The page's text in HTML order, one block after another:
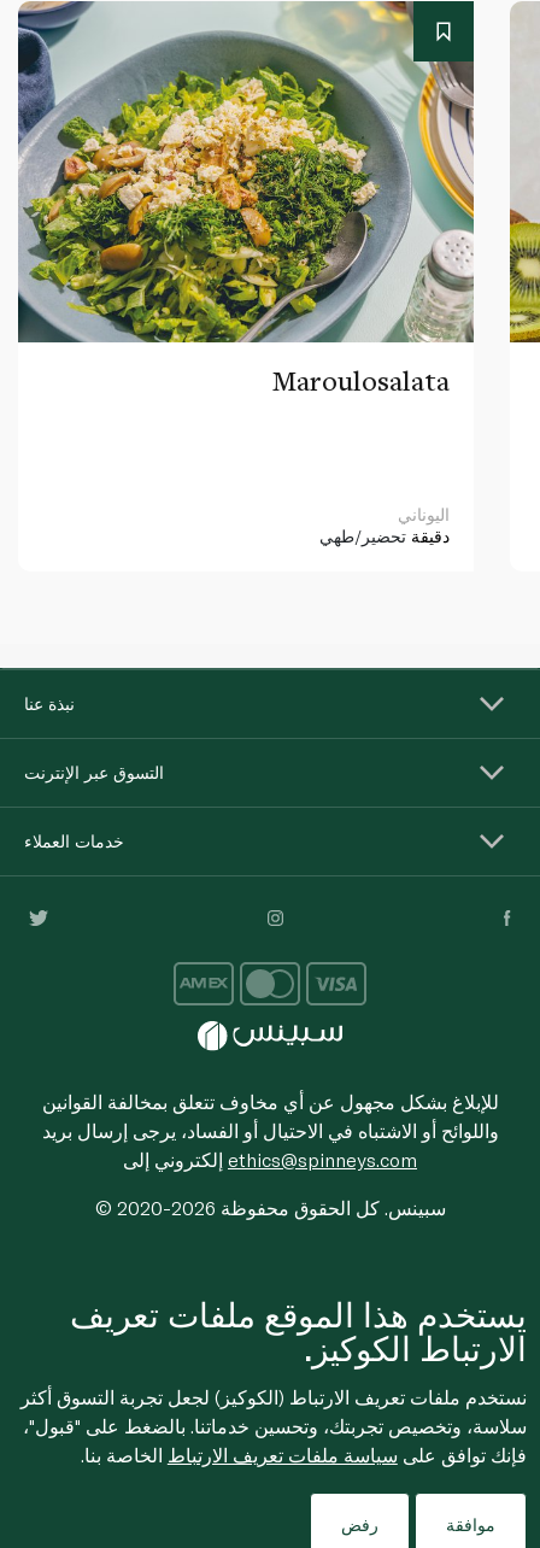
Maroulosalata
اليوناني
دقيقة تحضير/طهي
نبذة عنا
التسوق عبر الإنترنت
خدمات العملاء
للإبلاغ بشكل مجهول عن أي مخاوف تتعلق بمخالفة القوانين
واللوائح أو الاشتباه في الاحتيال أو الفساد، يرجى إرسال بريد
ethics@spinneys.com
© 2020-2026 سبينس. كل الحقوق محفوظة
يستخدم هذا الموقع ملفات تعريف
الارتباط الكوكيز.
نستخدم ملفات تعريف الارتباط (الكوكيز) لجعل تجربة التسوق أكثر
سلاسة، وتخصيص تجربتك، وتحسين خدماتنا. بالضغط على "قبول"،
فإنك توافق على سياسة ملفات تعريف الارتباط الخاصة بنا.
موافقة رفض